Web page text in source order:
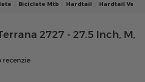
Biciclete Mtb Hardtail Hardtail Verde
2727 - 27.5 Inch, M,
recenzie